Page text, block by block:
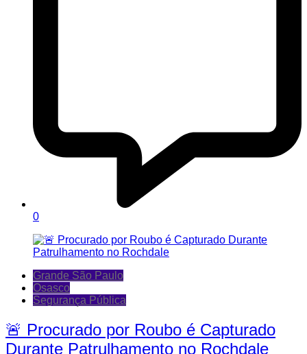
0
Grande São Paulo
Osasco
Segurança Pública
🚨 Procurado por Roubo é Capturado
Durante Patrulhamento no Rochdale